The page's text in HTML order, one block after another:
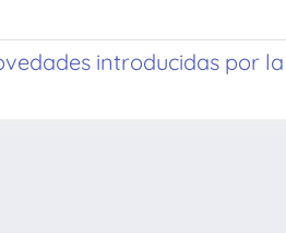
introducidas por